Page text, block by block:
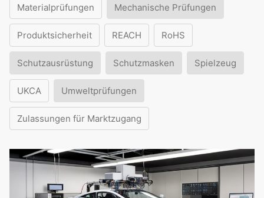
Materialprüfungen Mechanische Prüfungen
Produktsicherheit REACH RoHS
Schutzausrüstung Schutzmasken Spielzeug
UKCA Umweltprüfungen
Zulassungen für Marktzugang